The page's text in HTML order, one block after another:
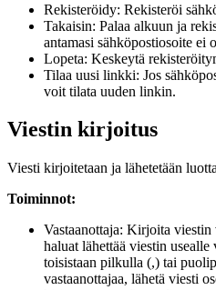
Rekisteröidy: Rekisteröi
Takaisin: Palaa alkuun ja
antamasi sähköpostiosoite ei
Lopeta: Keskeytä
Tilaa uusi linkki: Jos
voit tilata uuden linkin.
Viestin kirjoitus
Viesti kirjoitetaan ja lähetetään
Toiminnot:
Vastaanottaja: Kirjoita viestin
haluat lähettää viestin usealle
toisistaan pilkulla (,) tai
vastaanottajaa, lähetä viesti